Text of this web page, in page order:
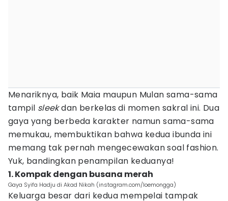
Menariknya, baik Maia maupun Mulan sama-sama
tampil sleekdan berkelas di momen sakral ini. Dua
gaya yang berbeda karakter namun sama-sama
memukau, membuktikan bahwa kedua ibunda ini
memang tak pernah mengecewakan soal fashion.
Yuk, bandingkan penampilan keduanya!
1. Kompak dengan busana merah
Gaya Syifa Hadju di Akad Nikah (instagram.com/loemongga)
Keluarga besar dari kedua mempelai tampak